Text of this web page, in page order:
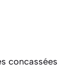
concassées